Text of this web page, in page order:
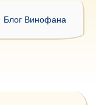
Блог Винофана